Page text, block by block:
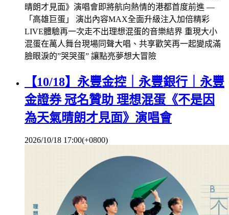
晴朗才見面》演唱會即將航向熱情的港都首度前進 —
「高雄巨蛋」 演出內容MAX全面升級注入加倍精彩
LIVE體驗再一次走不出理想混蛋的音樂結界 重現大小
混蛋在萬人舞台現場同聲大唱、共享歡笑再一起變成滿
臉眼淚的”哭哭蛋” 讓點亮夢想大冒險
【10/18】永豐金控｜永豐銀行｜永豐
金證券 冠名贊助 理想混蛋《不是因
為天氣晴朗才見面》演唱會
2026/10/18 17:00(+0800)